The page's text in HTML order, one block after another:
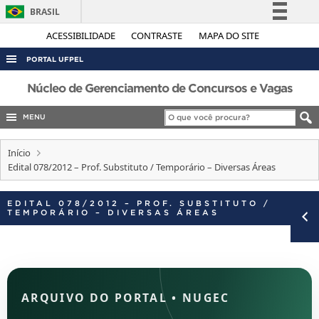
ACESSIBILIDADE CONTRASTE MAPA DO SITE
BRASIL
Simplifique!
Legislação
Canais
PORTAL UFPEL
ACESSO À INFORMAÇÃO
AUDITORIA
CONCURSOS
EDITAIS
INTERNACIONAL
Núcleo de Gerenciamento de Concursos e Vagas
MENU
Início
Edital 078/2012 – Prof. Substituto / Temporário – Diversas Áreas
EDITAL 078/2012 – PROF. SUBSTITUTO /
TEMPORÁRIO – DIVERSAS ÁREAS
ARQUIVO DO PORTAL• NUGEC